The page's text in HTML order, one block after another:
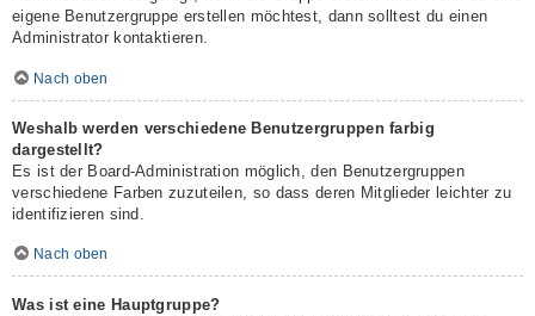
eigene Benutzergruppe erstellen möchtest, dann solltest du einen
Administrator kontaktieren.
Nach oben
Weshalb werden verschiedene Benutzergruppen farbig
dargestellt?
Es ist der Board-Administration möglich, den Benutzergruppen
verschiedene Farben zuzuteilen, so dass deren Mitglieder leichter zu
identifizieren sind.
Nach oben
Was ist eine Hauptgruppe?